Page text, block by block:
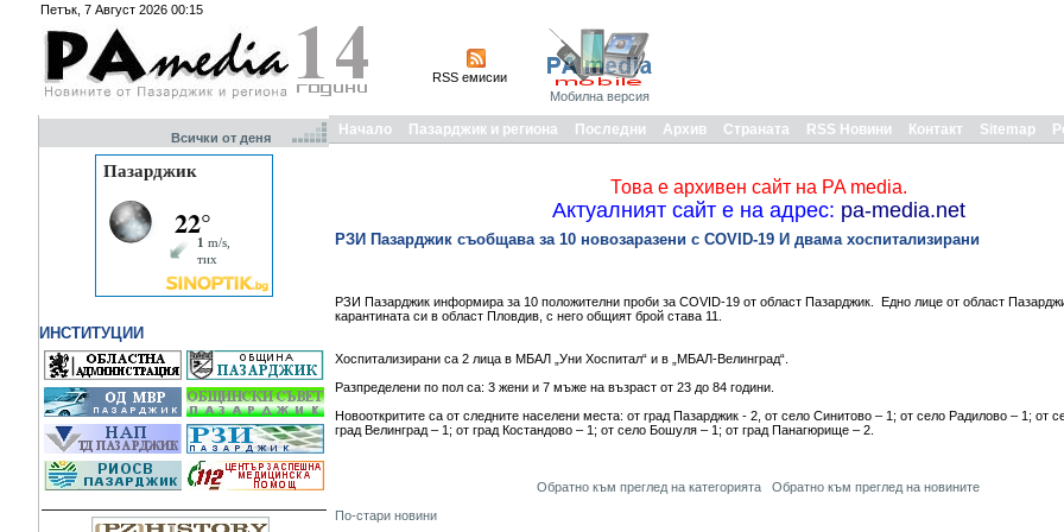
Петък, 7 Август 2026 00:15
RSS емисии
Мобилна версия
Всички от деня
ИНСТИТУЦИИ
Начало Пазарджик и региона Последни Архив Страната RSS Новини Контакт Sitemap
Това е архивен сайт на PA media.
Актуалният сайт е на адрес: pa-media.net
РЗИ Пазарджик съобщава за 10 новозаразени с COVID-19 И двама хоспитализирани
РЗИ Пазарджик информира за 10 положителни проби за COVID-19 от област Пазарджик. Едно лице от област
карантината си в област Пловдив, с него общият брой става 11.
Хоспитализирани са 2 лица в МБАЛ „Уни Хоспитал“ и в „МБАЛ-Велинград“.
Разпределени по пол са: 3 жени и 7 мъже на възраст от 23 до 84 години.
Новооткритите са от следните населени места: от град Пазарджик - 2, от село Синитово – 1; от село Радилово – 1; от
град Велинград – 1; от град Костандово – 1; от село Бошуля – 1; от град Панагюрище – 2.
Обратно към преглед на категорията
Обратно към преглед на новините
По-стари новини